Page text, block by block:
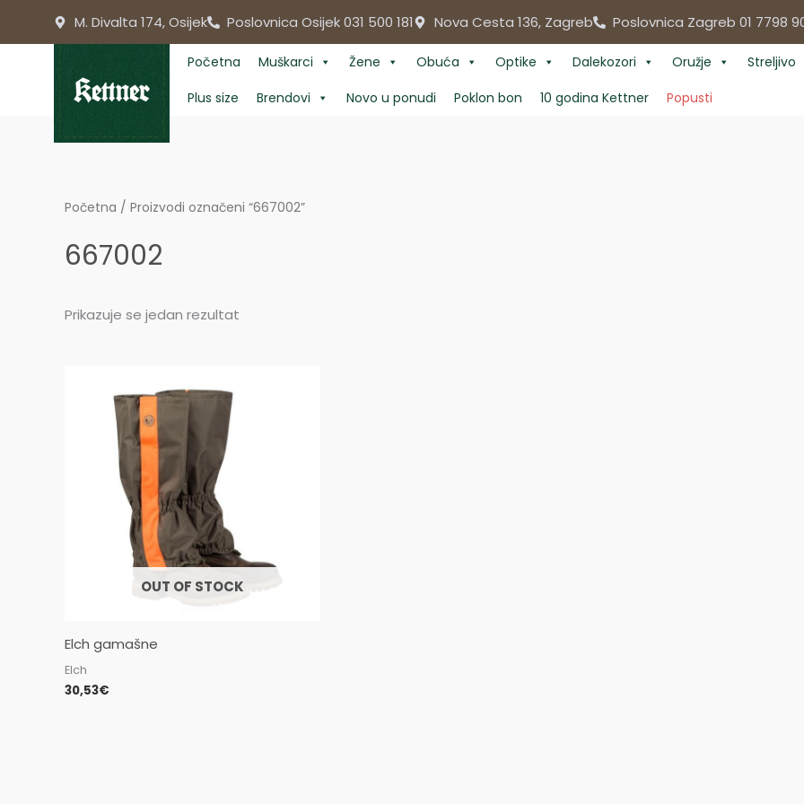
M. Divalta 174, Osijek Poslovnica Osijek 031 500 181 Nova Cesta 136, Zagreb Poslovnica Zagreb 01 7798
Početna Muškarci Žene Obuća Optike Dalekozori Oružje Streljivo
Plus size
Brendovi Novo u ponudi Poklon bon 10 godina Kettner Popusti
Početna / Proizvodi označeni “667002”
667002
Prikazuje se jedan rezultat
OUT OF STOCK
Elch gamašne
Elch
30,53€